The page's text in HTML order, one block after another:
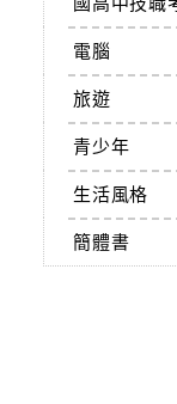
電腦
旅遊
青少年
生活風格
簡體書